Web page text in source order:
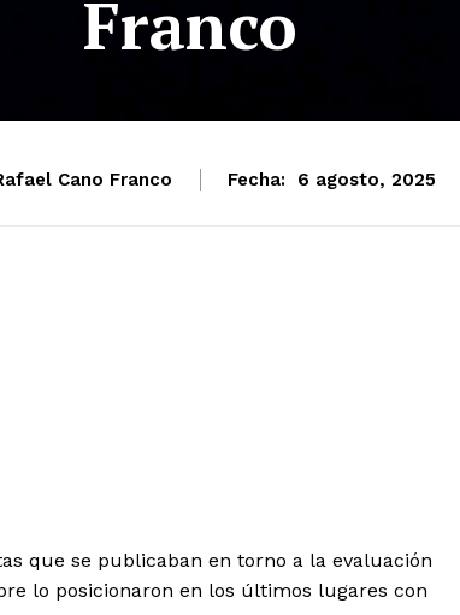
Franco
Cano Franco Fecha: 6 agosto, 2025
que se publicaban en torno a la evaluación
lo posicionaron en los últimos lugares con